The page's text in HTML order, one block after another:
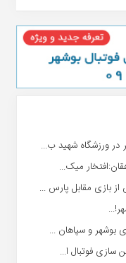
در ورزشگاه شهید ب...
میک...
بازی مقابل پارس ...
بوشهر و سپاهان ...
سازی فوتبال ا...